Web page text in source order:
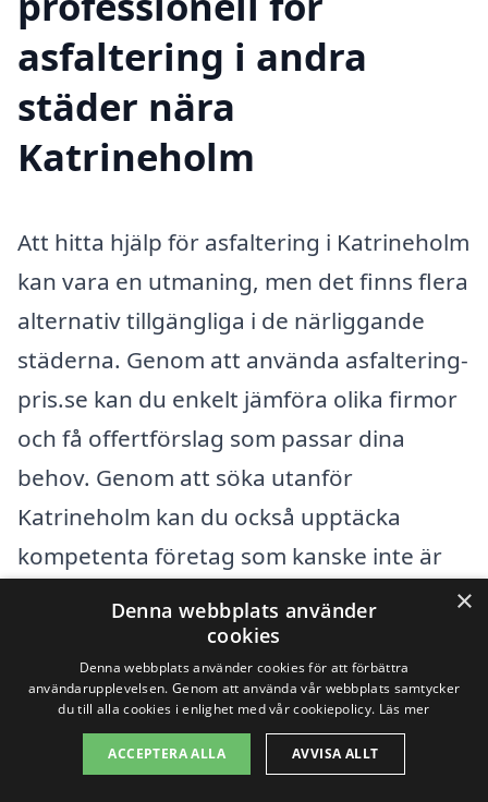
asfaltering i andra
städer nära
Katrineholm
Att hitta hjälp för asfaltering i Katrineholm
kan vara en utmaning, men det finns flera
alternativ tillgängliga i de närliggande
städerna. Genom att använda asfaltering-
pris.se kan du enkelt jämföra olika firmor
och få offertförslag som passar dina
behov. Genom att söka utanför
Katrineholm kan du också upptäcka
kompetenta företag som kanske inte är
lokalt baserade, men som erbjuder
konkurrenskraftiga priser och hög kvalitet
i sina tjänster.
Några av de omkringliggande städerna
där du kan hitta professionell hjälp för
×
Denna webbplats använder
cookies
Denna webbplats använder cookies för att förbättra
användarupplevelsen. Genom att använda vår webbplats samtycker
du till alla cookies i enlighet med vår cookiepolicy. Läs mer
ACCEPTERA ALLA AVVISA ALLT